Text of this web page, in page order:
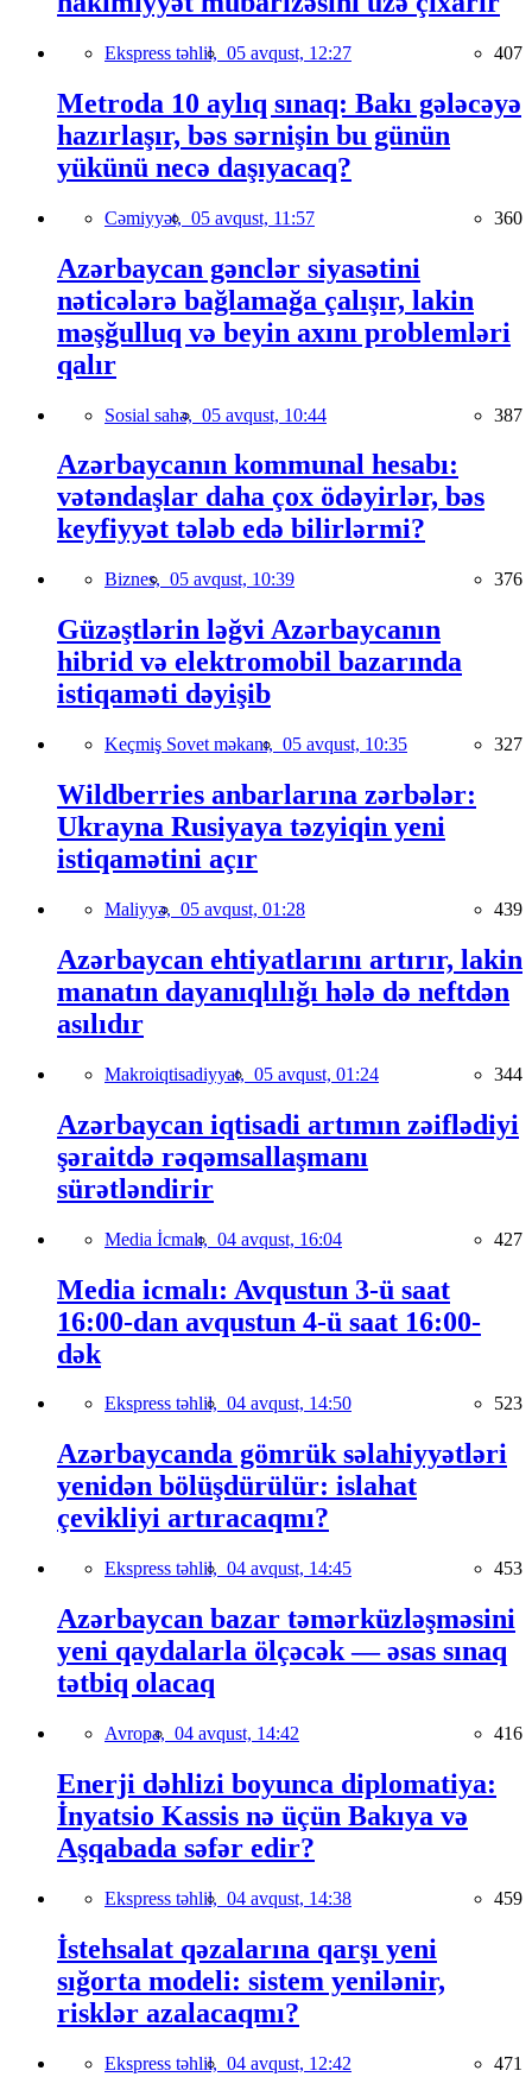
Ekspress təhlil, 05 avqust, 12:27 407
Metroda 10 aylıq sınaq: Bakı gələcəyə
hazırlaşır, bəs sərnişin bu günün
yükünü necə daşıyacaq?
Cəmiyyət, 05 avqust, 11:57 360
Azərbaycan gənclər siyasətini
nəticələrə bağlamağa çalışır, lakin
məşğulluq və beyin axını problemləri
qalır
Sosial sahə, 05 avqust, 10:44 387
Azərbaycanın kommunal hesabı:
vətəndaşlar daha çox ödəyirlər, bəs
keyfiyyət tələb edə bilirlərmi?
Biznes, 05 avqust, 10:39 376
Güzəştlərin ləğvi Azərbaycanın
hibrid və elektromobil bazarında
istiqaməti dəyişib
Keçmiş Sovet məkanı, 05 avqust, 10:35 327
Wildberries anbarlarına zərbələr:
Ukrayna Rusiyaya təzyiqin yeni
istiqamətini açır
Maliyyə, 05 avqust, 01:28 439
Azərbaycan ehtiyatlarını artırır, lakin
manatın dayanıqlılığı hələ də neftdən
asılıdır
Makroiqtisadiyyat, 05 avqust, 01:24 344
Azərbaycan iqtisadi artımın zəiflədiyi
şəraitdə rəqəmsallaşmanı
sürətləndirir
Media İcmalı, 04 avqust, 16:04 427
Media icmalı: Avqustun 3-ü saat
16:00-dan avqustun 4-ü saat 16:00-
dək
Ekspress təhlil, 04 avqust, 14:50 523
Azərbaycanda gömrük səlahiyyətləri
yenidən bölüşdürülür: islahat
çevikliyi artıracaqmı?
Ekspress təhlil, 04 avqust, 14:45 453
Azərbaycan bazar təmərküzləşməsini
yeni qaydalarla ölçəcək — əsas sınaq
tətbiq olacaq
Avropa, 04 avqust, 14:42 416
Enerji dəhlizi boyunca diplomatiya:
İnyatsio Kassis nə üçün Bakıya və
Aşqabada səfər edir?
Ekspress təhlil, 04 avqust, 14:38 459
İstehsalat qəzalarına qarşı yeni
sığorta modeli: sistem yenilənir,
risklər azalacaqmı?
Ekspress təhlil, 04 avqust, 12:42 471